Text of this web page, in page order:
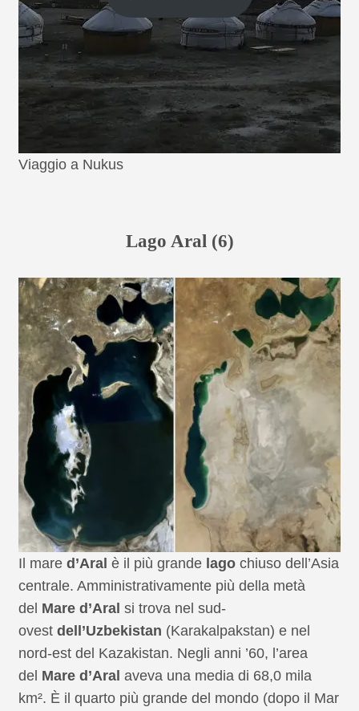
Viaggio a Nukus
Lago Aral (6)
Il mare d’Aral è il più grande lago chiuso dell’Asia
centrale. Amministrativamente più della metà
del Mare d’Aral si trova nel sud-
ovest dell’Uzbekistan (Karakalpakstan) e nel
nord-est del Kazakistan. Negli anni ’60, l’area
del Mare d’Aral aveva una media di 68,0 mila
km². È il quarto più grande del mondo (dopo il Mar